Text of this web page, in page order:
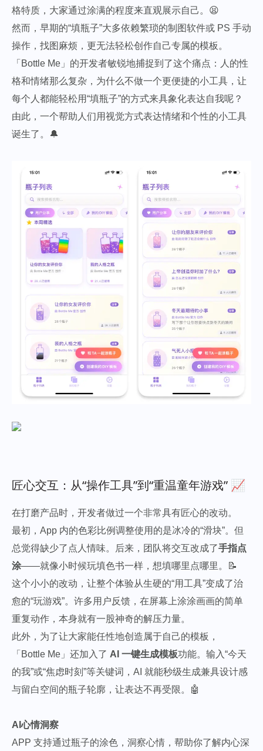
格特质，大家通过涂满的程度来直观展示自己。😫
然而，早期的“填瓶子”大多依赖繁琐的制图软件或 PS 手动
操作，找图麻烦，更无法轻松创作自己专属的模板。
「Bottle Me」的开发者敏锐地捕捉到了这个痛点：人的性
格和情绪那么复杂，为什么不做一个更便捷的小工具，让
每个人都能轻松用“填瓶子”的方式来具象化表达自我呢？
由此，一个帮助人们用视觉方式表达情绪和个性的小工具
诞生了。🔔
匠心交互：从“操作工具”到“重温童年游戏” 📈
在打磨产品时，开发者做过一个非常具有匠心的改动。
最初，App 内的色彩比例调整使用的是冰冷的“滑块”。但
总觉得缺少了点人情味。后来，团队将交互改成了手指点
涂——就像小时候玩填色书一样，想填哪里点哪里。📝
这个小小的改动，让整个体验从生硬的“用工具”变成了治
愈的“玩游戏”。许多用户反馈，在屏幕上涂涂画画的简单
重复动作，本身就有一股神奇的解压力量。
此外，为了让大家能任性地创造属于自己的模板，
「Bottle Me」还加入了 AI 一键生成模板功能。输入“今天
的我”或“焦虑时刻”等关键词，AI 就能秒级生成兼具设计感
与留白空间的瓶子轮廓，让表达不再受限。🤖
AI心情洞察
APP 支持通过瓶子的涂色，洞察心情，帮助你了解内心深